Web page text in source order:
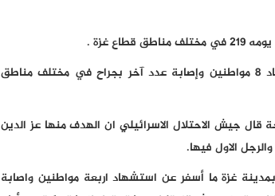
غزة .
وادّت الخروقات الاسرائيلية خلال الـ24 ساعة الماضية إلى استشهاد 8 مواطنين وإصابة عدد آخر بجراح في مختلف مناطق
جيش الاحتلال الاسرائيلي ان الهدف منها عز الدين
الاول فيها.
غزة ما أسفر عن استشهاد اربعة مواطنين واصابة